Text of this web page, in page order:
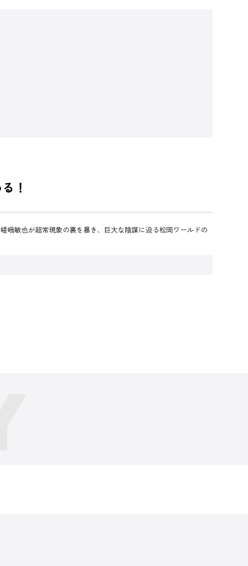
！
敏也が超常現象の裏を暴き、巨大な陰謀に迫る松岡ワールドの